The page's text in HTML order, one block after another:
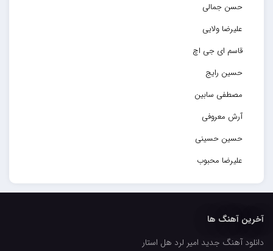
حسن جمالی
علیرضا ولایی
قاسم ای جی اچ
حسین رایج
مصطفی سابین
آرش معروفی
حسین حسینی
علیرضا محبوب
حسین حصارکی
کاپیتان
مجید رضوی
آخرین آهنگ ها
دانلود آهنگ جدید امیر لرد هل استار